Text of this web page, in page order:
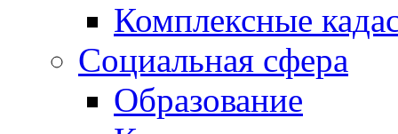
Комплексные
Социальная сфера
Образование